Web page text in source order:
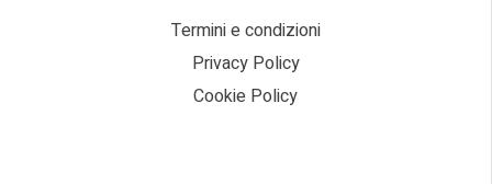
Termini e condizioni
Privacy Policy
Cookie Policy